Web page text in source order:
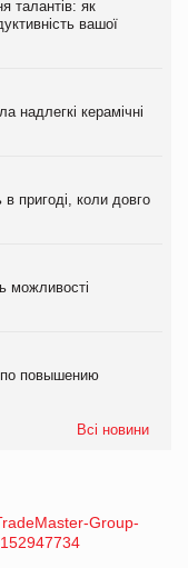
талантів: як
вашої
надлегкі керамічні
в пригоді, коли довго
можливості
повышению
Всі новини